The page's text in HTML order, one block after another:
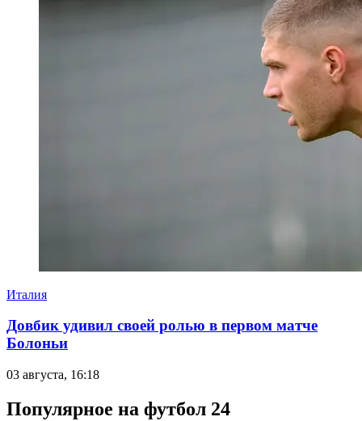
Италия
Довбик удивил своей ролью в первом матче
Болоньи
03 августа, 16:18
Популярное на футбол 24